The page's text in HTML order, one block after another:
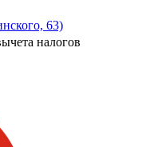
63)
налогов